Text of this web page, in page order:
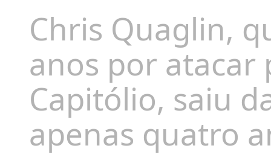
Chris Quaglin,
anos por
Capitólio, saiu
apenas quatro